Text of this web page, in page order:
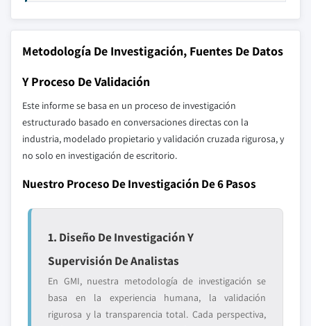
Metodología De Investigación, Fuentes De Datos
Y Proceso De Validación
Este informe se basa en un proceso de investigación
estructurado basado en conversaciones directas con la
industria, modelado propietario y validación cruzada rigurosa, y
no solo en investigación de escritorio.
Nuestro Proceso De Investigación De 6 Pasos
1. Diseño De Investigación Y
Supervisión De Analistas
En GMI, nuestra metodología de investigación se
basa en la experiencia humana, la validación
rigurosa y la transparencia total. Cada perspectiva,